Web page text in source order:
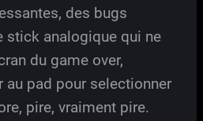
des bugs
analogique qui ne
du game over,
au pad pour selectionner
pire, vraiment pire.